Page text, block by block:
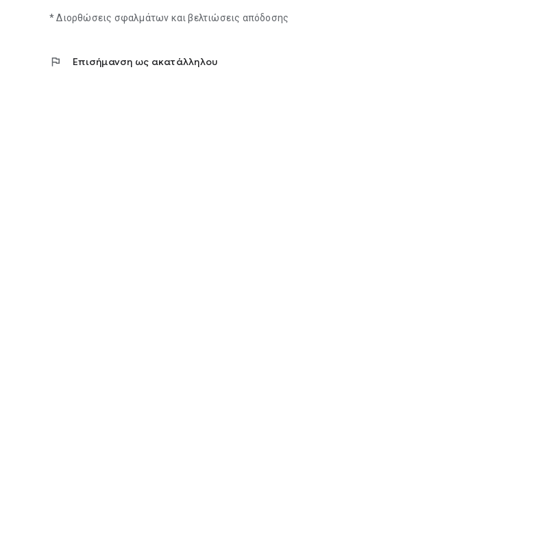
* Διορθώσεις σφαλμάτων και βελτιώσεις απόδοσης
flag Επισήμανση ως ακατάλληλου